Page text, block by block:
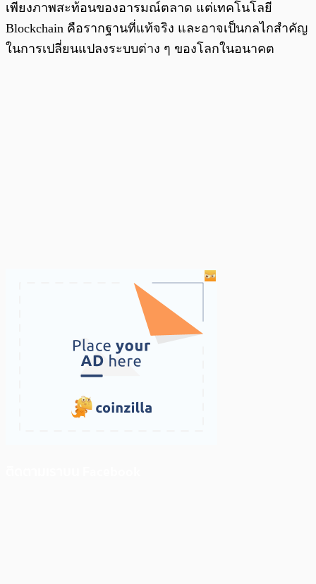
เพียงภาพสะท้อนของอารมณ์ตลาด แต่เทคโนโลยี
Blockchain คือรากฐานที่แท้จริง และอาจเป็นกลไกสำคัญ
ในการเปลี่ยนแปลงระบบต่าง ๆ ของโลกในอนาคต